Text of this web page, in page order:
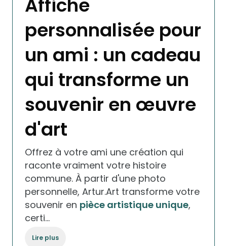
Affiche
personnalisée pour
un ami : un cadeau
qui transforme un
souvenir en œuvre
d'art
Offrez à votre ami une création qui
raconte vraiment votre histoire
commune. À partir d'une photo
personnelle, Artur.Art transforme votre
souvenir en pièce artistique unique,
certi…
Lire plus